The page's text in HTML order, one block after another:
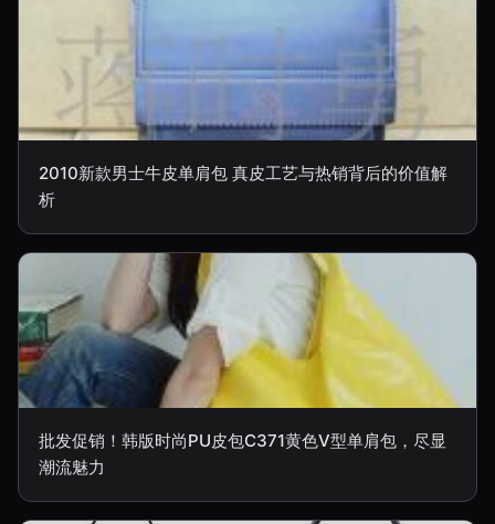
2010新款男士牛皮单肩包 真皮工艺与热销背后的价值解
析
批发促销！韩版时尚PU皮包C371黄色V型单肩包，尽显
潮流魅力